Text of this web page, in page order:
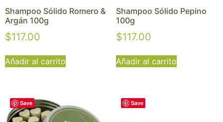
Shampoo Sólido Romero &
Argán 100g
$117.00
Añadir al carrito
Shampoo Sólido Pepino
100g
$117.00
Añadir al carrito
Save Save